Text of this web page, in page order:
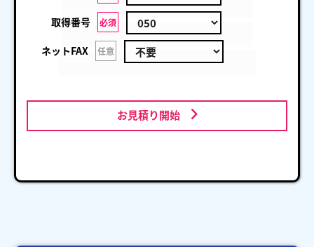
取得番号 必須
ネットFAX 任意
お見積り開始